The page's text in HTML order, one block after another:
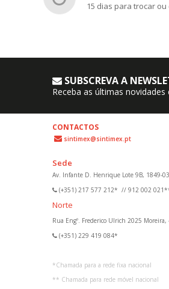
15 dias para trocar
SUBSCREVA A
Receba as últimas
CONTACTOS
sintimex@sintimex.pt
Sede
Av. Infante D. Henrique Lote 9B, 1849-
(+351) 217 577 212* // 912 002
Norte
Rua Engº. Frederico Ulrich 2025
(+351) 229 419 084*
*Chamada para a rede fixa nacional
** Chamada para rede móvel nacional